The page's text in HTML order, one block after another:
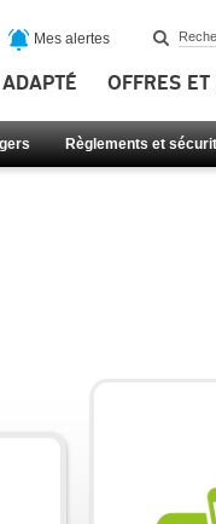
OFFRES
Règlements et
Mes alertes